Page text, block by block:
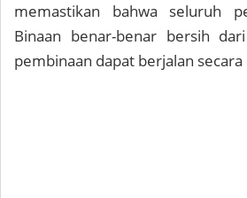
memastikan bahwa seluruh
Binaan benar-benar bersih
pembinaan dapat berjalan secara